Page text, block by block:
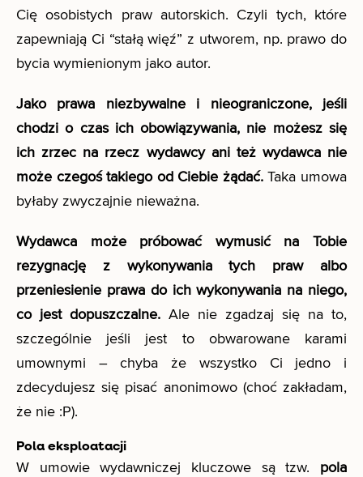
Cię osobistych praw autorskich. Czyli tych, które
zapewniają Ci “stałą więź” z utworem, np. prawo do
bycia wymienionym jako autor.
Jako prawa niezbywalne i nieograniczone, jeśli
chodzi o czas ich obowiązywania, nie możesz się
ich zrzec na rzecz wydawcy ani też wydawca nie
może czegoś takiego od Ciebie żądać.Taka umowa
byłaby zwyczajnie nieważna.
Wydawca może próbować wymusić na Tobie
rezygnację z wykonywania tych praw albo
przeniesienie prawa do ich wykonywania na niego,
co jest dopuszczalne. Ale nie zgadzaj się na to,
szczególnie jeśli jest to obwarowane karami
umownymi – chyba że wszystko Ci jedno i
zdecydujesz się pisać anonimowo (choć zakładam,
że nie :P).
Pola eksploatacji
W umowie wydawniczej kluczowe są tzw. pola